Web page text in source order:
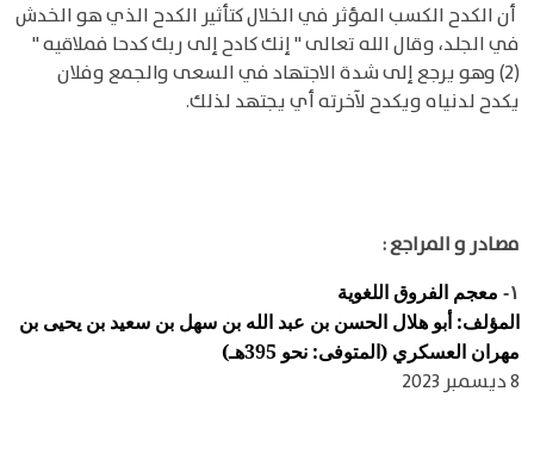
أن الكدح الكسب المؤثر في الخلال كتأثير الكدح الذي هو الخدش
في الجلد، وقال الله تعالى " إنك كادح إلى ربك كدحا فملاقيه "
(2) وهو يرجع إلى شدة الاجتهاد في السعى والجمع وفلان
يكدح لدنياه ويكدح لآخرته أي يجتهد لذلك.
مصادر و المراجع :
١-
معجم الفروق اللغوية
المؤلف: أبو هلال الحسن بن عبد الله بن سهل بن سعيد بن يحيى بن
مهران العسكري (المتوفى: نحو 395هـ)
8 ديسمبر 2023